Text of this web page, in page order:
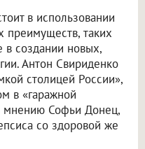
в использовании
преимуществ, таких
в создании новых,
Антон Свириденко
столицей России»,
в «гаражной
мнению Софьи Донец,
со здоровой же